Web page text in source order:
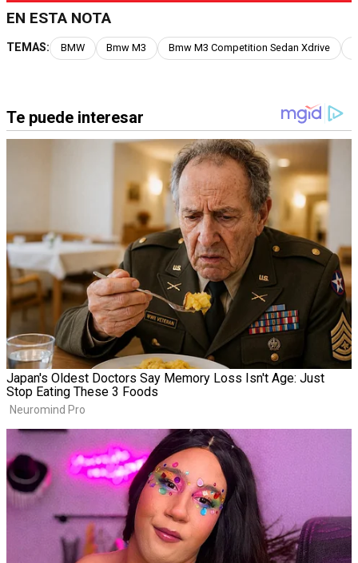
EN ESTA NOTA
TEMAS: BMW Bmw M3 Bmw M3 Competition Sedan Xdrive